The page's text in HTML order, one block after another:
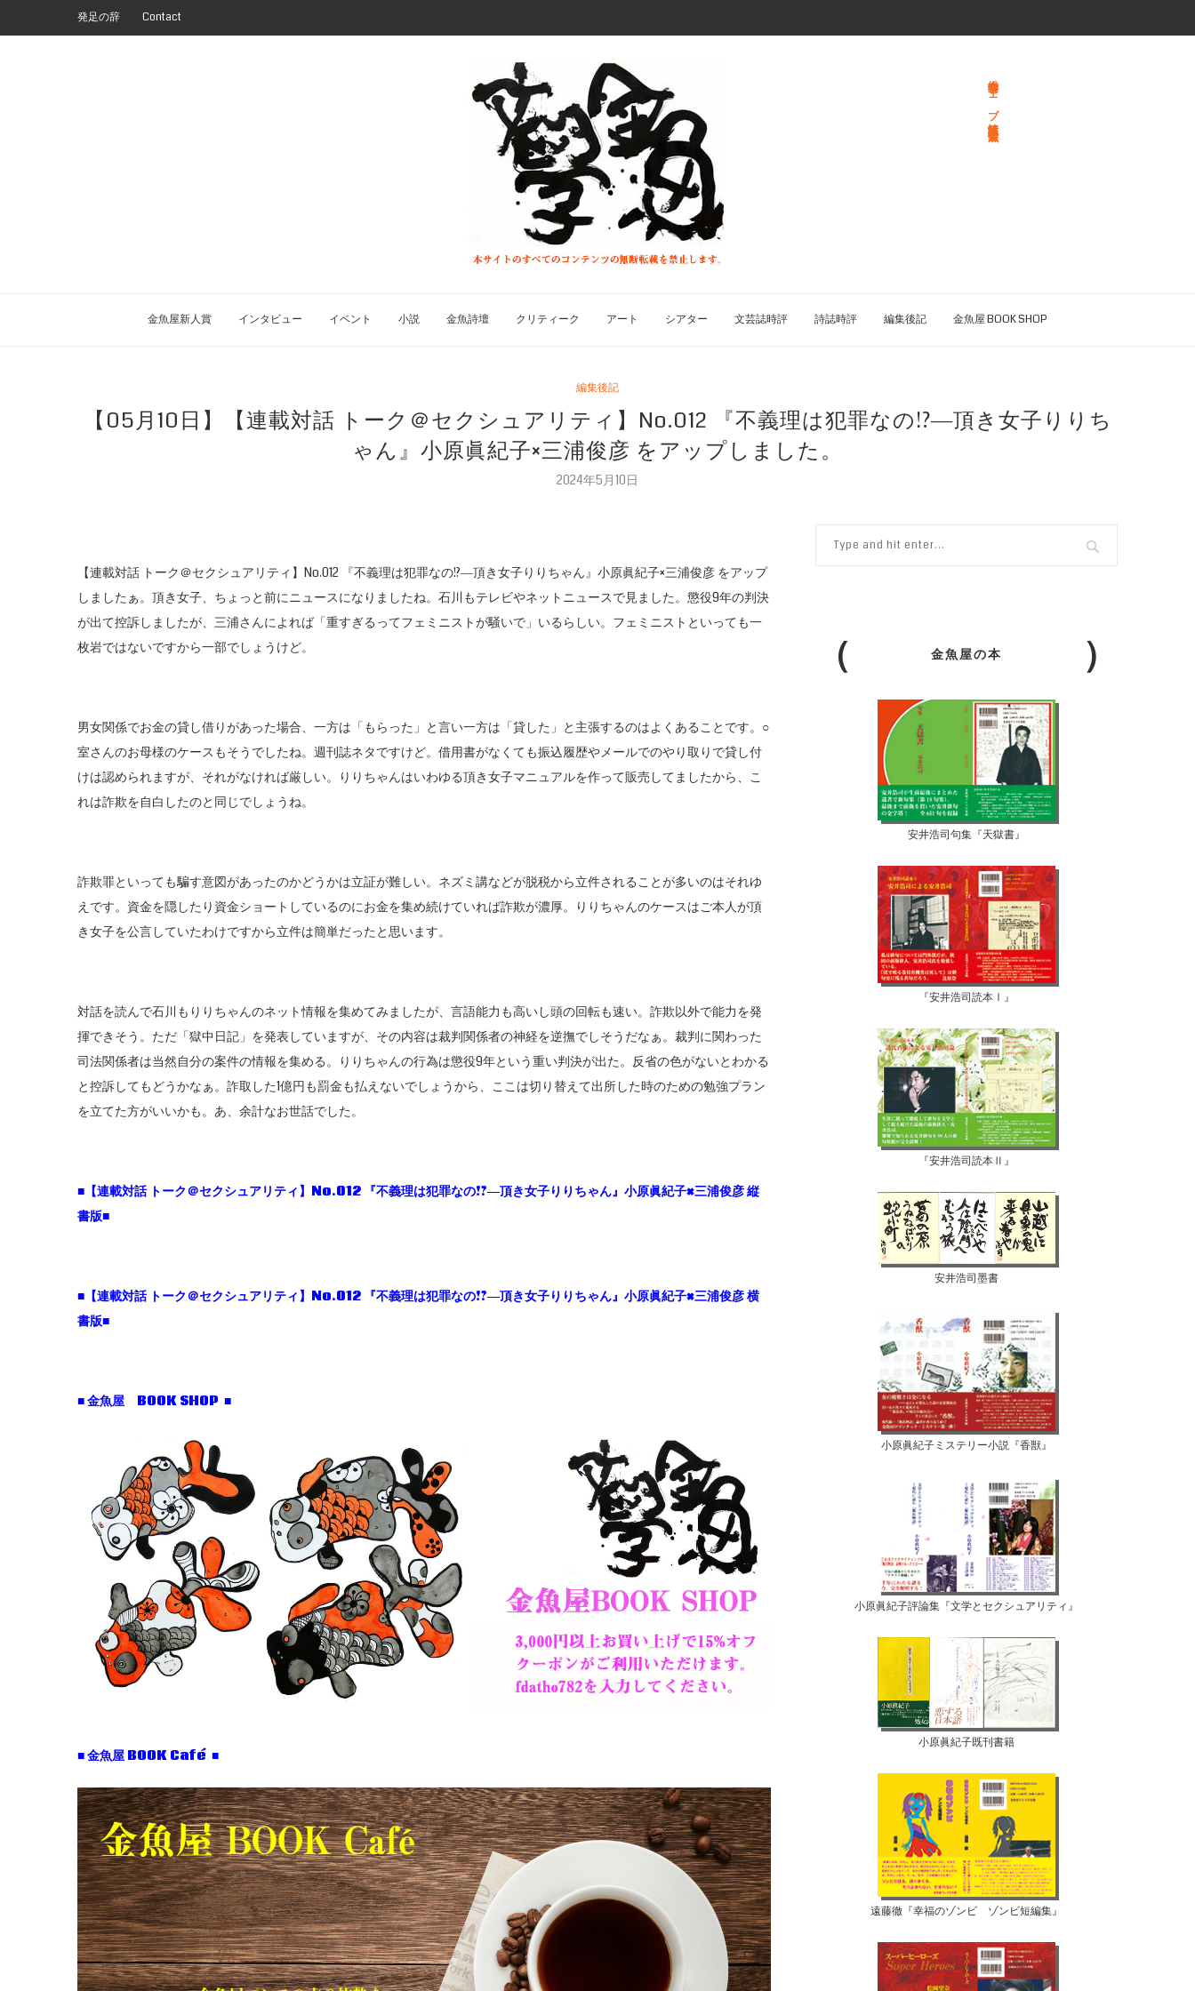
発足の辞 Contact
総合文学ウェブ情報誌 文学金魚
金魚屋新人賞 インタビュー イベント 小説 金魚詩壇 クリティーク アート シアター 文芸誌時評 詩誌時評 編集後記 金魚屋 BOOK SHOP
編集後記
【05月10日】【連載対話 トーク＠セクシュアリティ】No.012 『不義理は犯罪なの!?―頂き女子りりち
ゃん』小原眞紀子×三浦俊彦 をアップしました。
2024年5月10日
【連載対話 トーク＠セクシュアリティ】No.012 『不義理は犯罪なの!?―頂き女子りりちゃん』小原眞紀子×三浦俊彦 をアップ
しましたぁ。頂き女子、ちょっと前にニュースになりましたね。石川もテレビやネットニュースで見ました。懲役9年の判決
が出て控訴しましたが、三浦さんによれば「重すぎるってフェミニストが騒いで」いるらしい。フェミニストといっても一
枚岩ではないですから一部でしょうけど。
男女関係でお金の貸し借りがあった場合、一方は「もらった」と言い一方は「貸した」と主張するのはよくあることです。○
室さんのお母様のケースもそうでしたね。週刊誌ネタですけど。借用書がなくても振込履歴やメールでのやり取りで貸し付
けは認められますが、それがなければ厳しい。りりちゃんはいわゆる頂き女子マニュアルを作って販売してましたから、こ
れは詐欺を自白したのと同じでしょうね。
詐欺罪といっても騙す意図があったのかどうかは立証が難しい。ネズミ講などが脱税から立件されることが多いのはそれゆ
えです。資金を隠したり資金ショートしているのにお金を集め続けていれば詐欺が濃厚。りりちゃんのケースはご本人が頂
き女子を公言していたわけですから立件は簡単だったと思います。
対話を読んで石川もりりちゃんのネット情報を集めてみましたが、言語能力も高いし頭の回転も速い。詐欺以外で能力を発
揮できそう。ただ「獄中日記」を発表していますが、その内容は裁判関係者の神経を逆撫でしそうだなぁ。裁判に関わった
司法関係者は当然自分の案件の情報を集める。りりちゃんの行為は懲役9年という重い判決が出た。反省の色がないとわかる
と控訴してもどうかなぁ。詐取した1億円も罰金も払えないでしょうから、ここは切り替えて出所した時のための勉強プラン
を立てた方がいいかも。あ、余計なお世話でした。
■【連載対話 トーク＠セクシュアリティ】No.012 『不義理は犯罪なの!?―頂き女子りりちゃん』小原眞紀子×三浦俊彦 縦
書版■
■【連載対話 トーク＠セクシュアリティ】No.012 『不義理は犯罪なの!?―頂き女子りりちゃん』小原眞紀子×三浦俊彦 横
書版■
■ 金魚屋 BOOK SHOP ■
■ 金魚屋 BOOK Café ■
金魚屋の本
安井浩司句集『天獄書』
『安井浩司読本Ⅰ』
『安井浩司読本Ⅱ』
安井浩司墨書
小原眞紀子ミステリー小説『香獣』
小原眞紀子評論集『文学とセクシュアリティ』
小原眞紀子既刊書籍
遠藤徹『幸福のゾンビ ゾンビ短編集』